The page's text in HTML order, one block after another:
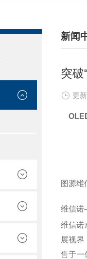
新闻
/
突破
更
图源维
维信
维信诺
展视界
售于一